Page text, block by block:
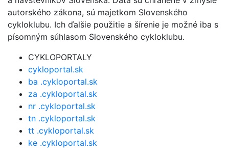
autorského zákona, sú majetkom Slovenského
cykloklubu. Ich ďalšie použitie a šírenie je možné iba s
písomným súhlasom Slovenského cykloklubu.
CYKLOPORTALY
cykloportal.sk
ba .cykloportal.sk
za .cykloportal.sk
nr .cykloportal.sk
tn .cykloportal.sk
tt .cykloportal.sk
ke .cykloportal.sk